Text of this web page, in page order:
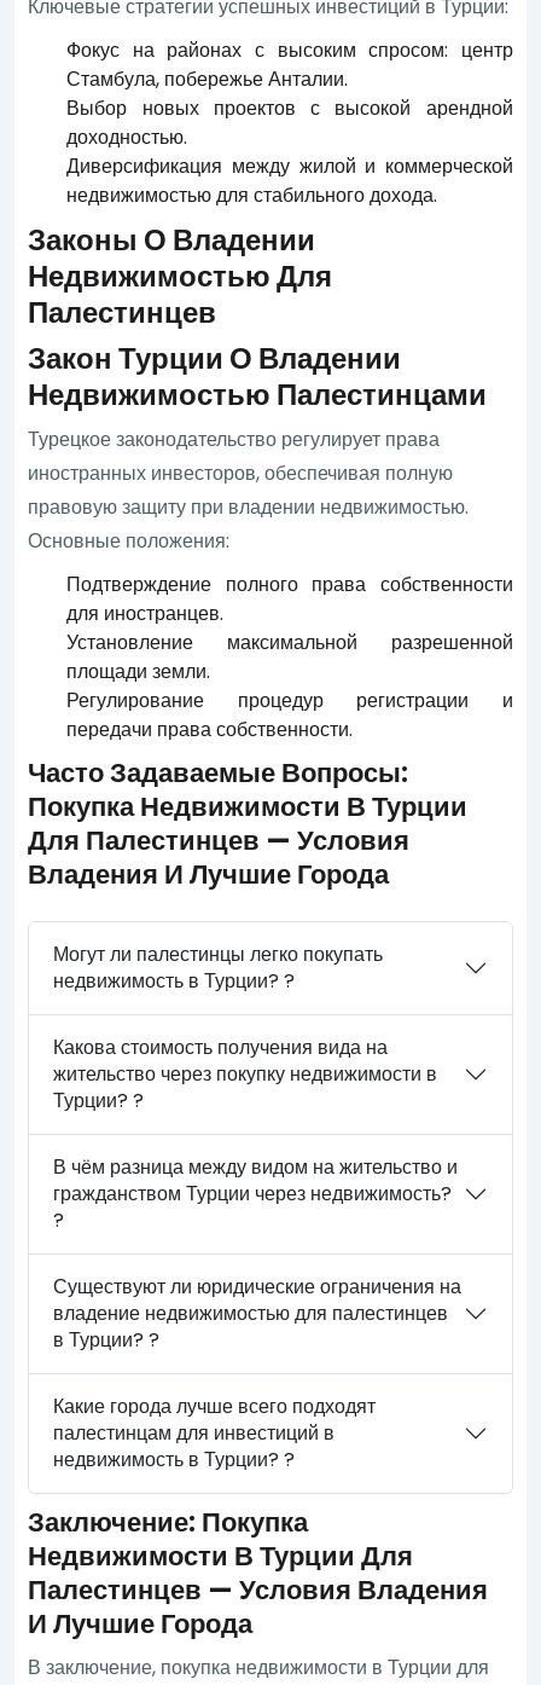
Ключевые стратегии успешных инвестиций в Турции:
Фокус на районах с высоким спросом: центр
Стамбула, побережье Анталии.
Выбор новых проектов с высокой арендной
доходностью.
Диверсификация между жилой и коммерческой
недвижимостью для стабильного дохода.
Законы О Владении
Недвижимостью Для
Палестинцев
Закон Турции О Владении
Недвижимостью Палестинцами
Турецкое законодательство регулирует права
иностранных инвесторов, обеспечивая полную
правовую защиту при владении недвижимостью.
Основные положения:
Подтверждение полного права собственности
для иностранцев.
Установление максимальной разрешенной
площади земли.
Регулирование процедур регистрации и
передачи права собственности.
Часто Задаваемые Вопросы:
Покупка Недвижимости В Турции
Для Палестинцев — Условия
Владения И Лучшие Города
Могут ли палестинцы легко покупать
недвижимость в Турции? ?
Какова стоимость получения вида на
жительство через покупку недвижимости в
Турции? ?
В чём разница между видом на жительство и
гражданством Турции через недвижимость?
?
Существуют ли юридические ограничения на
владение недвижимостью для палестинцев
в Турции? ?
Какие города лучше всего подходят
палестинцам для инвестиций в
недвижимость в Турции? ?
Заключение: Покупка
Недвижимости В Турции Для
Палестинцев — Условия Владения
И Лучшие Города
В заключение, покупка недвижимости в Турции для